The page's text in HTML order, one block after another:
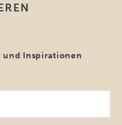
und Inspirationen